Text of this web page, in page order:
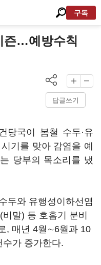
구독
즌…예방수칙
답글쓰기
당국이 봄철 수두·유
기를 맞아 감염을 예
당부의 목소리를 냈
두와 유행성이하선염
말) 등 호흡기 분비
, 매년 4월∼6월과 10
가 증가한다.